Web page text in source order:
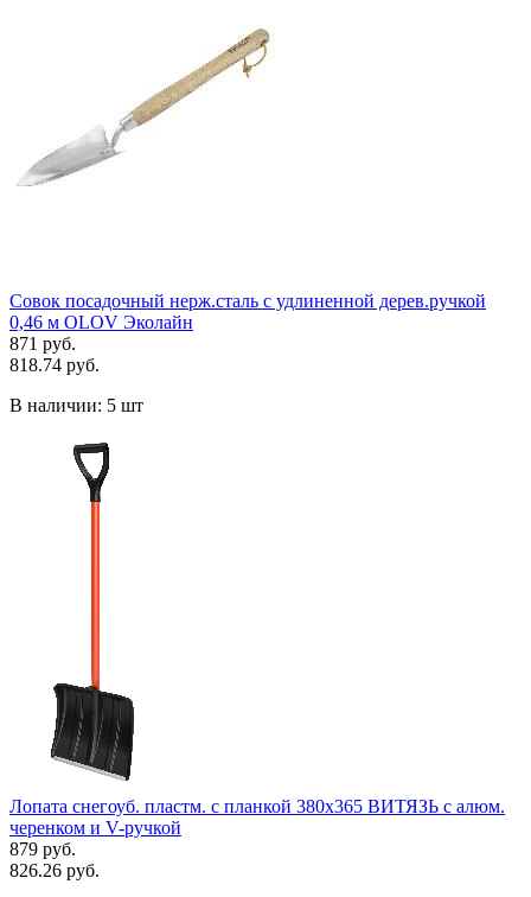
Совок посадочный нерж.сталь с удлиненной дерев.ручкой
0,46 м OLOV Эколайн
871 руб.
818.74 руб.
В наличии: 5 шт
Лопата снегоуб. пластм. с планкой 380х365 ВИТЯЗЬ с алюм.
черенком и V-ручкой
879 руб.
826.26 руб.